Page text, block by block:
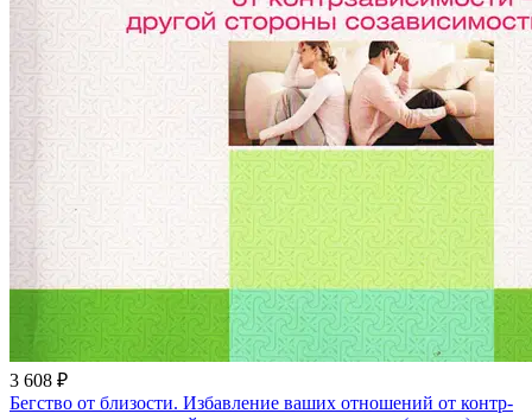
3 608 ₽
Бегство от близости. Избавление ваших отношений от контр­